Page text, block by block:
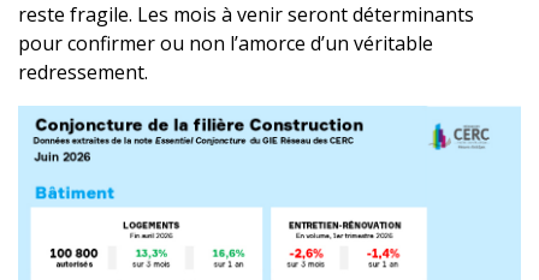
reste fragile. Les mois à venir seront déterminants
pour confirmer ou non l’amorce d’un véritable
redressement.